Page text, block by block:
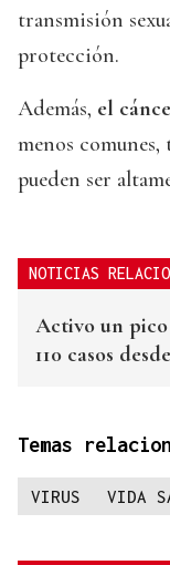
transmisión
protección.
Además, el
menos
pueden ser
NOTICIAS
Activo un pico
110 casos
Temas
VIRUS VIDA